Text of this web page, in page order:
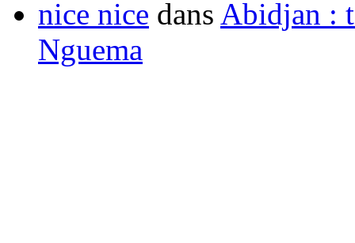
nice nice dans Abidjan :
Nguema